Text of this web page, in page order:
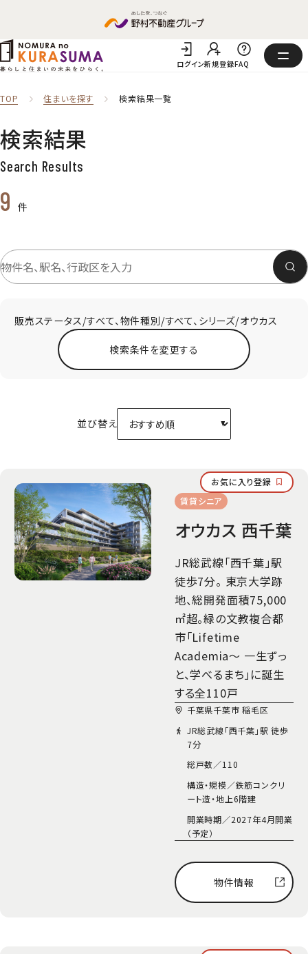
ログイン新規登録FAQ
TOP 住まいを探す 検索結果一覧
検索結果
Search Results
9 件
販売ステータス/すべて、物件種別/すべて、シリーズ/オウカス
検索条件を変更する
※「中古マンション」には「リノベーション」の物件も含まれます。
リノベーション 新築一戸建て
販売ステータス： 販売中・募集中
シリーズ： 徒歩分数： 築年数：
総戸数： 階建：
地域を変更する ※物件のない市区町村は非表示となります。
最大5つまで選択可 ※物件のない沿線は非表示となり
選択した条件をリセットする
並び替え
賃貸シニア
お気に入り登録
オウカス 西千葉
JR総武線「西千葉」駅
徒歩7分。 東京大学跡
地、総開発面積75,000
㎡超。緑の文教複合都
市「Lifetime
Academia～ 一生ずっ
と、学べるまち」に誕生
する全110戸
千葉県千葉市 稲毛区
JR総武線「西千葉」駅 徒歩
7分
総戸数／110
構造・規模／鉄筋コンクリ
ート造・地上6階建
開業時期／2027年4月開業
（予定）
物件情報